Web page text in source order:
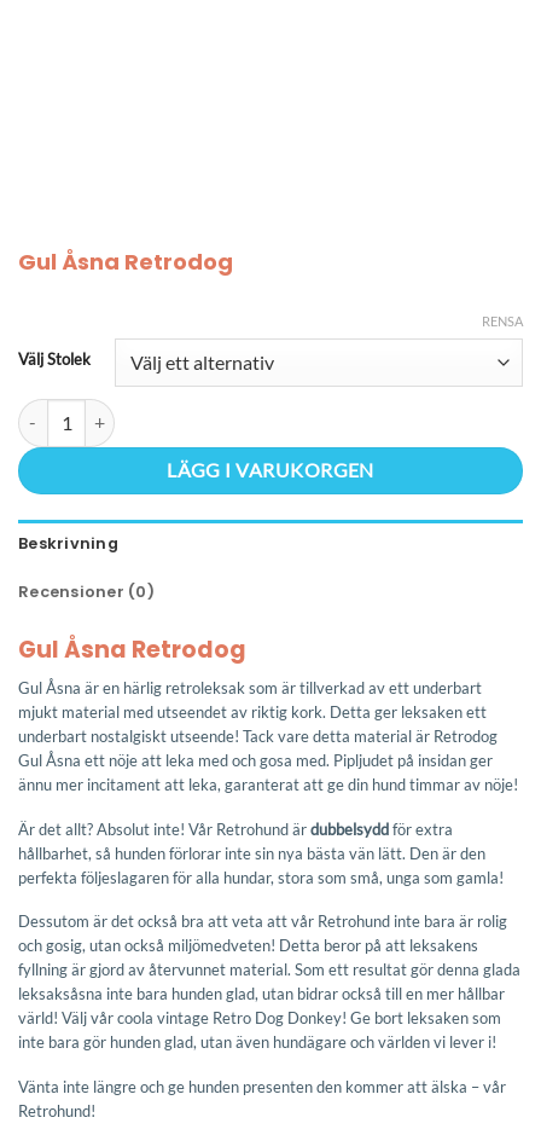
Gul Åsna Retrodog
Välj Stolek
RENSA
Gul Åsna Retrodog mängd
LÄGG I VARUKORGEN
Beskrivning
Recensioner (0)
Gul Åsna Retrodog
Gul Åsna är en härlig retroleksak som är tillverkad av ett underbart
mjukt material med utseendet av riktig kork. Detta ger leksaken ett
underbart nostalgiskt utseende! Tack vare detta material är Retrodog
Gul Åsna ett nöje att leka med och gosa med. Pipljudet på insidan ger
ännu mer incitament att leka, garanterat att ge din hund timmar av nöje!
Är det allt? Absolut inte! Vår Retrohund ärdubbelsyddför extra
hållbarhet, så hunden förlorar inte sin nya bästa vän lätt. Den är den
perfekta följeslagaren för alla hundar, stora som små, unga som gamla!
Dessutom är det också bra att veta att vår Retrohund inte bara är rolig
och gosig, utan också miljömedveten! Detta beror på att leksakens
fyllning är gjord av återvunnet material. Som ett resultat gör denna glada
leksaksåsna inte bara hunden glad, utan bidrar också till en mer hållbar
värld! Välj vår coola vintage Retro Dog Donkey! Ge bort leksaken som
inte bara gör hunden glad, utan även hundägare och världen vi lever i!
Vänta inte längre och ge hunden presenten den kommer att älska – vår
Retrohund!